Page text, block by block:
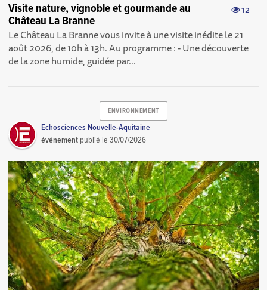
12
Visite nature, vignoble et gourmande au
Château La Branne
Le Château La Branne vous invite à une visite inédite le 21
août 2026, de 10h à 13h. Au programme : - Une découverte
de la zone humide, guidée par...
ENVIRONNEMENT
Echosciences Nouvelle-Aquitaine
événement publié le30/07/2026